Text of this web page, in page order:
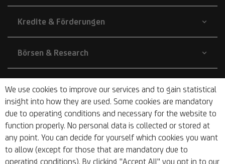
We use cookies to improve our services and to gain statistical
insight into how they are used. Some cookies are mandatory
due to operating conditions and necessary for the website to
function properly. No personal data is collected or stored at
any point. You can decide for yourself which cookies you want
to allow (except for those that are mandatory due to
operating conditions). By clicking "Accept All" you opt in to our
Kredite & Förderungen
Börsen & Research
Unternehmen
Über Uns